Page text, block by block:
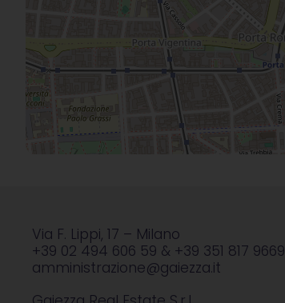
Via F. Lippi, 17 – Milano
+39 02 494 606 59 & +39 351 817 9669
amministrazione@gaiezza.it